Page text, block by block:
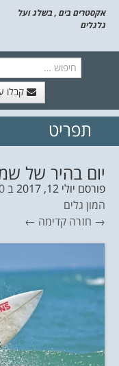
אקסטרים בים , בשלג ועל
גלגלים
קבלו
// הצטרף
תפריט
יום בהיר של
פורסם יולי 12, 2017 ב
המון גלים
→ חזרה קדימה ←